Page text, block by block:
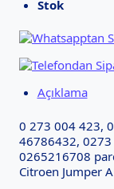
Stok
Açıklama
0 273 004 423,
46786432,
0265216708
Citroen Jumper